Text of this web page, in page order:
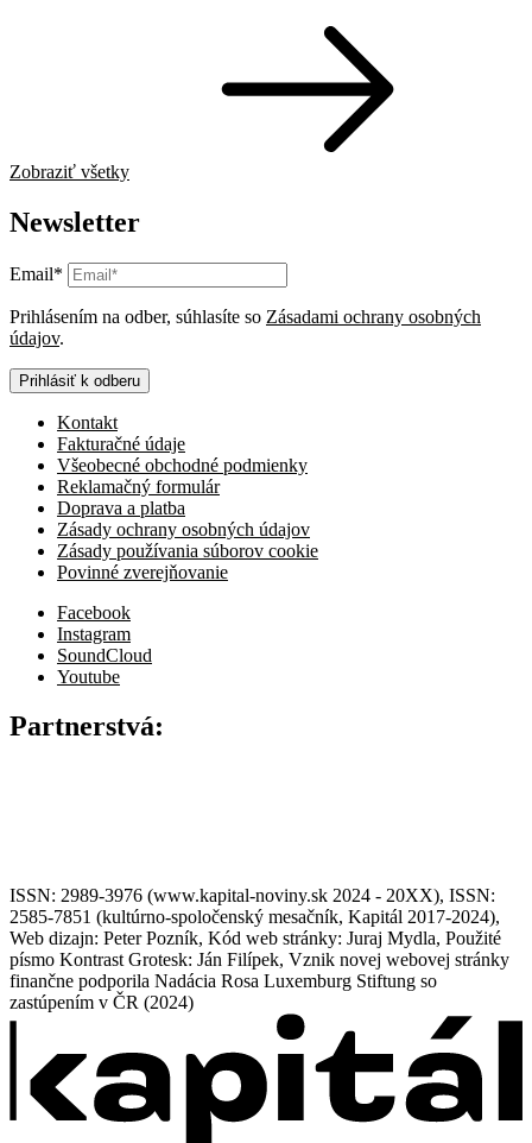
Zobraziť všetky
Newsletter
Email*
Prihlásením na odber, súhlasíte so Zásadami ochrany osobných
údajov.
Prihlásiť k odberu
Kontakt
Fakturačné údaje
Všeobecné obchodné podmienky
Reklamačný formulár
Doprava a platba
Zásady ochrany osobných údajov
Zásady používania súborov cookie
Povinné zverejňovanie
Facebook
Instagram
SoundCloud
Youtube
Partnerstvá:
ISSN: 2989-3976 (www.kapital-noviny.sk 2024 - 20XX), ISSN:
2585-7851 (kultúrno-spoločenský mesačník, Kapitál 2017-2024),
Web dizajn: Peter Pozník, Kód web stránky: Juraj Mydla, Použité
písmo Kontrast Grotesk: Ján Filípek, Vznik novej webovej stránky
finančne podporila Nadácia Rosa Luxemburg Stiftung so
zastúpením v ČR (2024)